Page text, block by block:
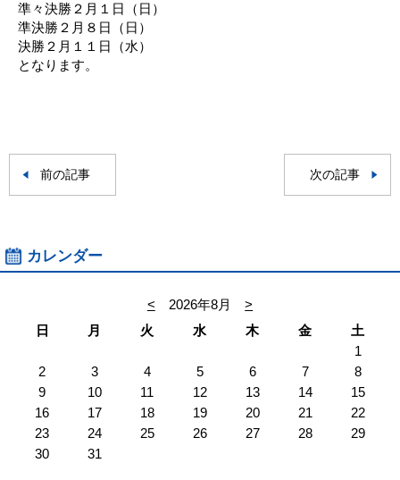
準々決勝２月１日（日）
準決勝２月８日（日）
決勝２月１１日（水）
となります。
前の記事 次の記事
カレンダー
< 2026年8月
>
日
月 火 水 木 金
土
1
2
3 4 5 6 7
8
9
10 11 12 13 14
15
16
17 18 19 20 21
22
23
24 25 26 27 28
29
30
31